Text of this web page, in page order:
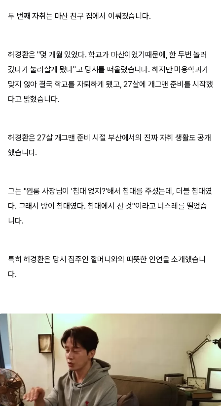
두 번째 자취는 마산 친구 집에서 이뤄졌습니다.
허경환은 "몇 개월 있었다. 학교가 마산이었기때문에, 한 두번 놀러
갔다가 눌러살게 됐다"고 당시를 떠올렸습니다. 하지만 미용학과가
맞지 않아 결국 학교를 자퇴하게 됐고, 27살에 개그맨 준비를 시작했
다고 밝혔습니다.
허경환은 27살 개그맨 준비 시절 부산에서의 진짜 자취 생활도 공개
했습니다.
그는 "원룸 사장님이 '침대 없지?'해서 침대를 주셨는데, 더블 침대였
다. 그래서 방이 침대였다. 침대에서 산 것"이라고 너스레를 떨었습
니다.
특히 허경환은 당시 집주인 할머니와의 따뜻한 인연을 소개했습니
다.